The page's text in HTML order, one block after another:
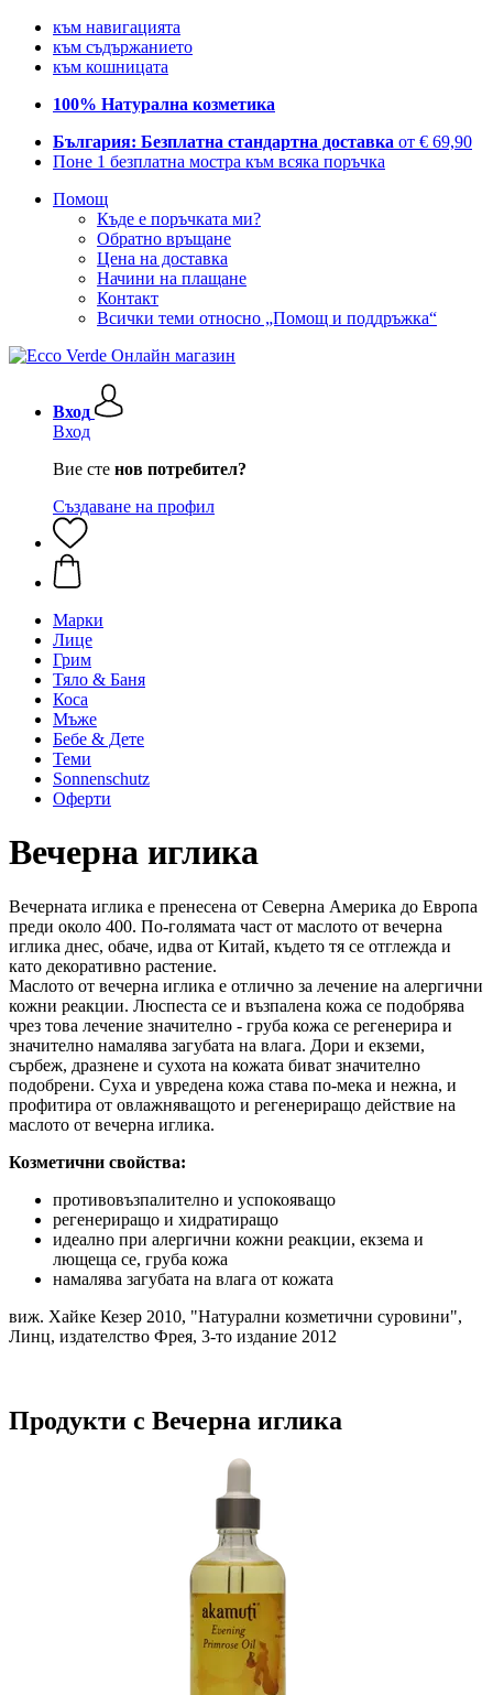
към навигацията
към съдържанието
към кошницата
100% Натурална козметика
България: Безплатна стандартна доставка от € 69,90
Поне 1 безплатна мостра към всяка поръчка
Помощ
Къде е поръчката ми?
Обратно връщане
Цена на доставка
Начини на плащане
Контакт
Всички теми относно „Помощ и поддръжка“
Вход
Вход
Вие сте нов потребител?
Създаване на профил
Марки
Лице
Грим
Тяло & Баня
Коса
Мъже
Бебе & Дете
Теми
Sonnenschutz
Оферти
Вечерна иглика
Вечерната иглика е пренесена от Северна Америка до Европа
преди около 400. По-голямата част от маслото от вечерна
иглика днес, обаче, идва от Китай, където тя се отглежда и
като декоративно растение.
Маслото от вечерна иглика е отлично за лечение на алергични
кожни реакции. Люспеста се и възпалена кожа се подобрява
чрез това лечение значително - груба кожа се регенерира и
значително намалява загубата на влага. Дори и екземи,
сърбеж, дразнене и сухота на кожата биват значително
подобрени. Суха и увредена кожа става по-мека и нежна, и
профитира от овлажняващото и регенериращо действие на
маслото от вечерна иглика.
Козметични свойства:
противовъзпалително и успокояващо
регенериращо и хидратиращо
идеално при алергични кожни реакции, екзема и
лющеща се, груба кожа
намалява загубата на влага от кожата
виж. Хайке Кезер 2010, "Натурални козметични суровини",
Линц, издателство Фрея, 3-то издание 2012
Продукти с Вечерна иглика